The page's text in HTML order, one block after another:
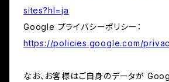
sites?hl=ja
Google プライバシーポリシー：
https://policies.google.com/
なお、お客様はご自身のデータが